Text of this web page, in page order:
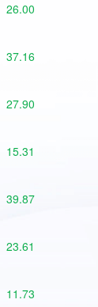
26.00
37.16
27.90
15.31
39.87
23.61
11.73